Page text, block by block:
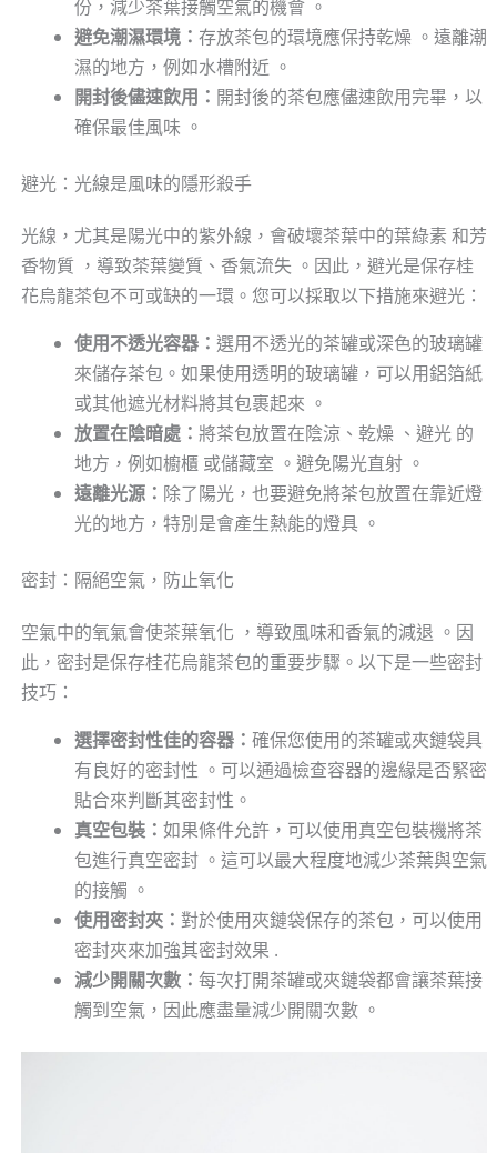
份，減少茶葉接觸空氣的機會 。
避免潮濕環境： 存放茶包的環境應保持乾燥 。遠離潮
濕的地方，例如水槽附近 。
開封後儘速飲用： 開封後的茶包應儘速飲用完畢，以
確保最佳風味 。
避光：光線是風味的隱形殺手
光線，尤其是陽光中的紫外線，會破壞茶葉中的葉綠素 和芳
香物質 ，導致茶葉變質、香氣流失 。因此，避光是保存桂
花烏龍茶包不可或缺的一環。您可以採取以下措施來避光：
使用不透光容器： 選用不透光的茶罐或深色的玻璃罐
來儲存茶包。如果使用透明的玻璃罐，可以用鋁箔紙
或其他遮光材料將其包裹起來 。
放置在陰暗處： 將茶包放置在陰涼、乾燥 、避光 的
地方，例如櫥櫃 或儲藏室 。避免陽光直射 。
遠離光源： 除了陽光，也要避免將茶包放置在靠近燈
光的地方，特別是會產生熱能的燈具 。
密封：隔絕空氣，防止氧化
空氣中的氧氣會使茶葉氧化 ，導致風味和香氣的減退 。因
此，密封是保存桂花烏龍茶包的重要步驟。以下是一些密封
技巧：
選擇密封性佳的容器： 確保您使用的茶罐或夾鏈袋具
有良好的密封性 。可以通過檢查容器的邊緣是否緊密
貼合來判斷其密封性。
真空包裝： 如果條件允許，可以使用真空包裝機將茶
包進行真空密封 。這可以最大程度地減少茶葉與空氣
的接觸 。
使用密封夾： 對於使用夾鏈袋保存的茶包，可以使用
密封夾來加強其密封效果 .
減少開關次數： 每次打開茶罐或夾鏈袋都會讓茶葉接
觸到空氣，因此應盡量減少開關次數 。